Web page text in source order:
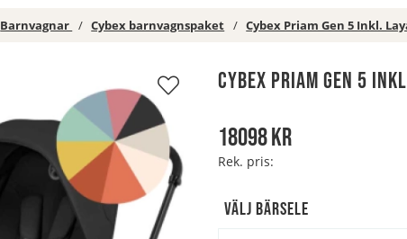
Barnvagnar Cybex barnvagnspaket Cybex Priam Gen 5 Inkl.
Cybex Priam Gen 5
18098kr
Rek. pris:
Välj Bärsele